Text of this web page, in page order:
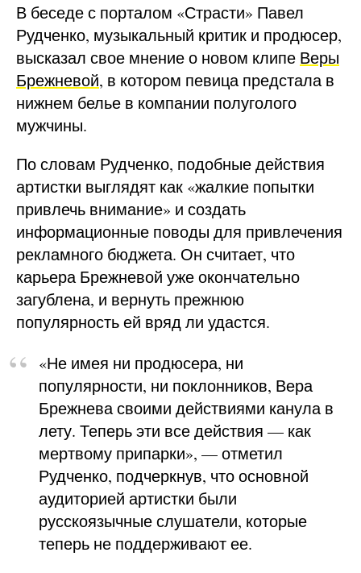
В беседе с порталом «Страсти» Павел
Рудченко, музыкальный критик и продюсер,
высказал свое мнение о новом клипе Веры
Брежневой, в котором певица предстала в
нижнем белье в компании полуголого
мужчины.
По словам Рудченко, подобные действия
артистки выглядят как «жалкие попытки
привлечь внимание» и создать
информационные поводы для привлечения
рекламного бюджета. Он считает, что
карьера Брежневой уже окончательно
загублена, и вернуть прежнюю
популярность ей вряд ли удастся.
«Не имея ни продюсера, ни
популярности, ни поклонников, Вера
Брежнева своими действиями канула в
лету. Теперь эти все действия — как
мертвому припарки», — отметил
Рудченко, подчеркнув, что основной
аудиторией артистки были
русскоязычные слушатели, которые
теперь не поддерживают ее.